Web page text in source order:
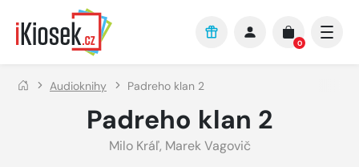
Přejít na hlavní obsah
0
Audioknihy Padreho klan 2
Padreho klan 2
Milo Kráľ, Marek Vagovič